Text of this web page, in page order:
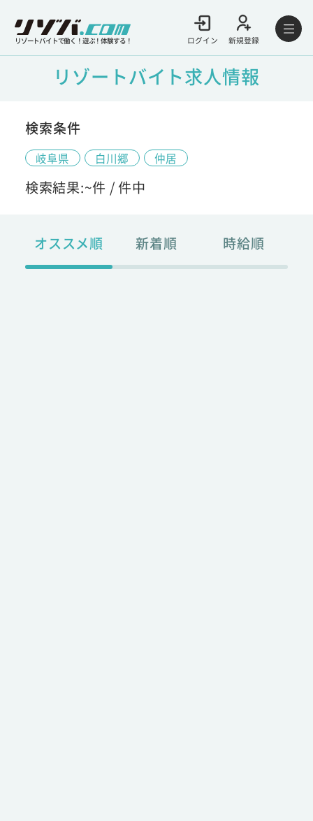
リゾートバイトで働く！遊ぶ！体験する！ ログイン 新規登録
リゾートバイト求人情報
検索条件
岐阜県 白川郷 仲居
検索結果:~件 /件中
オススメ順 新着順 時給順